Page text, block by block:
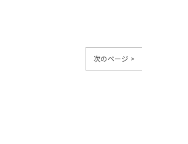
次のページ >